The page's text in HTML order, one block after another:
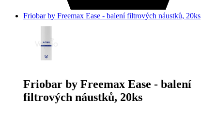
Friobar by Freemax Ease - balení filtrových náustků, 20ks
Friobar by Freemax Ease - balení
filtrových náustků, 20ks